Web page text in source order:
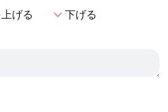
げる expand_more下げる